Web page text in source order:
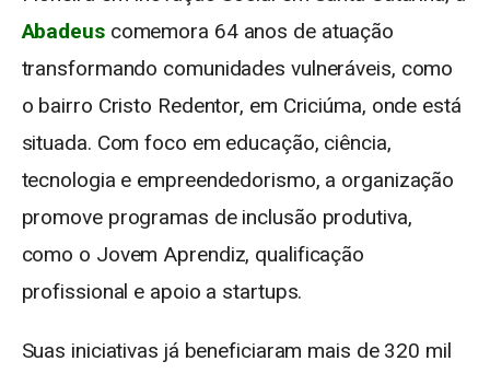
Abadeuscomemora 64 anos de atuação
transformando comunidades vulneráveis, como
o bairro Cristo Redentor, em Criciúma, onde está
situada. Com foco em educação, ciência,
tecnologia e empreendedorismo, a organização
promove programas de inclusão produtiva,
como o Jovem Aprendiz, qualificação
profissional e apoio a startups.
Suas iniciativas já beneficiaram mais de 320 mil